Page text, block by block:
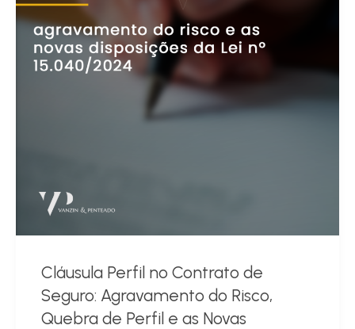
Cláusula Perfil no Contrato de
Seguro: Agravamento do Risco,
Quebra de Perfil e as Novas